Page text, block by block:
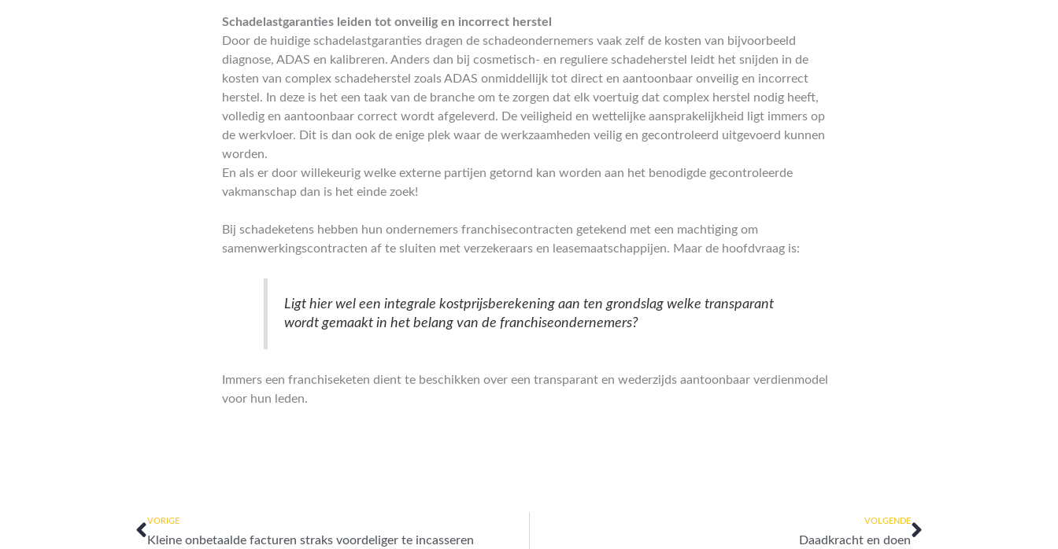
Schadelastgaranties leiden tot onveilig en incorrect herstel
Door de huidige schadelastgaranties dragen de schadeondernemers vaak zelf de kosten van bijvoorbeeld
diagnose, ADAS en kalibreren. Anders dan bij cosmetisch- en reguliere schadeherstel leidt het snijden in de
kosten van complex schadeherstel zoals ADAS onmiddellijk tot direct en aantoonbaar onveilig en incorrect
herstel. In deze is het een taak van de branche om te zorgen dat elk voertuig dat complex herstel nodig heeft,
volledig en aantoonbaar correct wordt afgeleverd. De veiligheid en wettelijke aansprakelijkheid ligt immers op
de werkvloer. Dit is dan ook de enige plek waar de werkzaamheden veilig en gecontroleerd uitgevoerd kunnen
worden.
En als er door willekeurig welke externe partijen getornd kan worden aan het benodigde gecontroleerde
vakmanschap dan is het einde zoek!
Bij schadeketens hebben hun ondernemers franchisecontracten getekend met een machtiging om
samenwerkingscontracten af te sluiten met verzekeraars en leasemaatschappijen. Maar de hoofdvraag is:
Ligt hier wel een integrale kostprijsberekening aan ten grondslag welke transparant
wordt gemaakt in het belang van de franchiseondernemers?
Immers een franchiseketen dient te beschikken over een transparant en wederzijds aantoonbaar verdienmodel
voor hun leden.
Vorige
VORIGE
Kleine onbetaalde facturen straks voordeliger te incasseren
VOLGENDE
Daadkracht en doen
Volgende